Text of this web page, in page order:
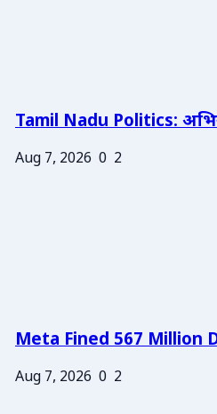
Tamil Nadu Politics:
Aug 7, 2026 0 2
Meta Fined 567 Million
Aug 7, 2026 0 2